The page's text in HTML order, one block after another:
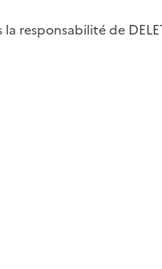
responsabilité de